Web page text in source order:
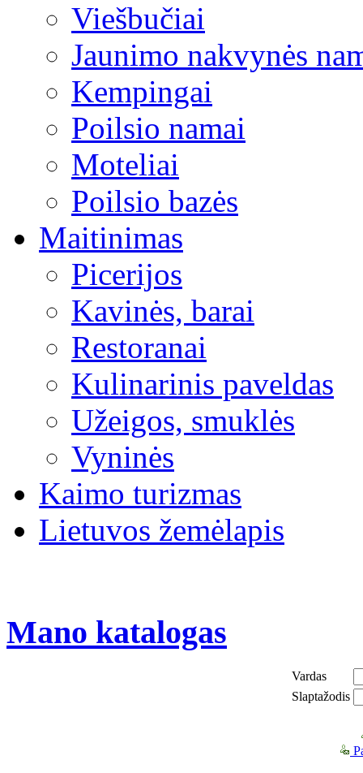
Viešbučiai
Jaunimo nakvynės
Kempingai
Poilsio namai
Moteliai
Poilsio bazės
Maitinimas
Picerijos
Kavinės, barai
Restoranai
Kulinarinis paveldas
Užeigos, smuklės
Vyninės
Kaimo turizmas
Lietuvos žemėlapis
Mano katalogas
Vardas
Slaptažodis